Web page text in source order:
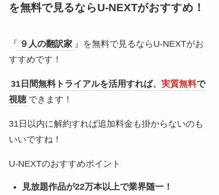
を無料で見るならU-NEXTがおすすめ！
『 ９人の翻訳家 』を無料で見るならU-NEXTがお
すすめです！
31日間無料トライアルを活用すれば、 実質無料で
視聴 できます！
31日以内に解約すれば追加料金も掛からないのも
いいですね！
U-NEXTのおすすめポイント
見放題作品が22万本以上で業界随一！